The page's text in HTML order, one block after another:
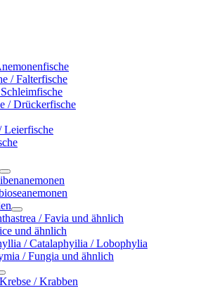
/ Falterfische
/ Drückerfische
Leierfische
/ Favia und ähnlich
und ähnlich
/ Catalaphyilia / Lobophylia
/ Fungia und ähnlich
/ Krabben